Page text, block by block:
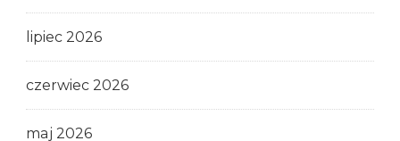
lipiec 2026
czerwiec 2026
maj 2026